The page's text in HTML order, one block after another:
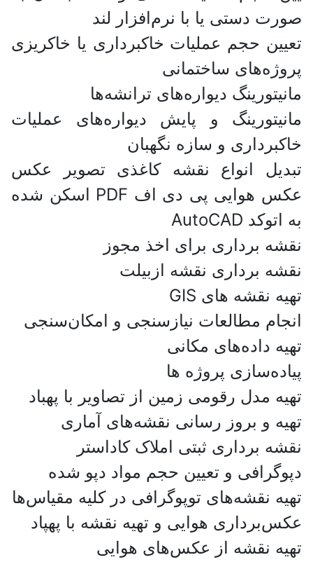
صورت دستی یا با نرم‌افزار لند
تعیین حجم عملیات خاکبرداری یا خاکریزی
پروژه‌های ساختمانی
مانیتورینگ دیواره‌های ترانشه‌ها
مانیتورینگ و پایش دیواره‌های عملیات
خاکبرداری و سازه نگهبان
تبدیل انواع نقشه کاغذی تصویر عکس
عکس هوایی پی دی اف PDF اسکن شده
به اتوکد AutoCAD
نقشه برداری برای اخذ مجوز
نقشه برداری نقشه ازبیلت
تهیه نقشه های GIS
انجام مطالعات نیازسنجی و امکان‌سنجی
تهیه داده‌های مکانی
پیاده‌سازی پروژه ها
تهیه مدل رقومی زمین از تصاویر با پهباد
تهیه و بروز رسانی نقشه‌های آماری
نقشه‌ برداری ثبتی املاک کاداستر
دپوگرافی و تعیین حجم مواد دپو شده
تهیه نقشه‌های توپوگرافی در کلیه مقیاس‌ها
عکس‌برداری هوایی و تهیه نقشه با پهپاد
تهیه نقشه از عکس‌های هوایی